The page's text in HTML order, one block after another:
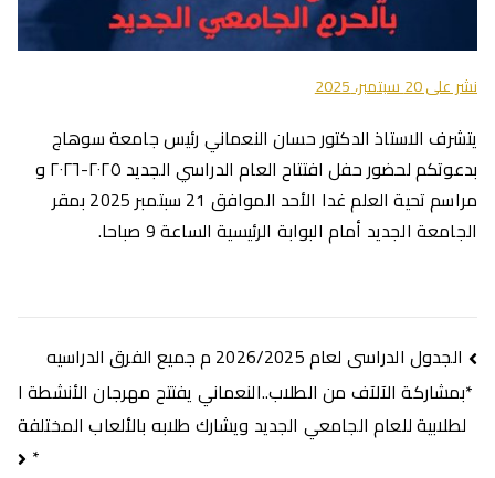
نشر على20 سبتمبر، 2025
يتشرف الاستاذ الدكتور حسان النعماني رئيس جامعة سوهاج
بدعوتكم لحضور حفل افتتاح العام الدراسي الجديد ٢٠٢٥-٢٠٢٦ و
مراسم تحية العلم غدا الأحد الموافق 21 سبتمبر 2025 بمقر
الجامعة الجديد أمام البوابة الرئيسية الساعة 9 صباحا.
تصفّح
المقالات
الجدول الدراسى لعام 2026/2025 م جميع الفرق الدراسيه
*بمشاركة الآلآف من الطلاب..النعماني يفتتح مهرجان الأنشطة ا
لطلابية للعام الجامعي الجديد ويشارك طلابه بالألعاب المختلفة
*